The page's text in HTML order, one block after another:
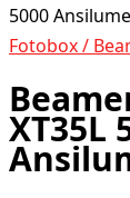
5000
Fotobox /
XT35L